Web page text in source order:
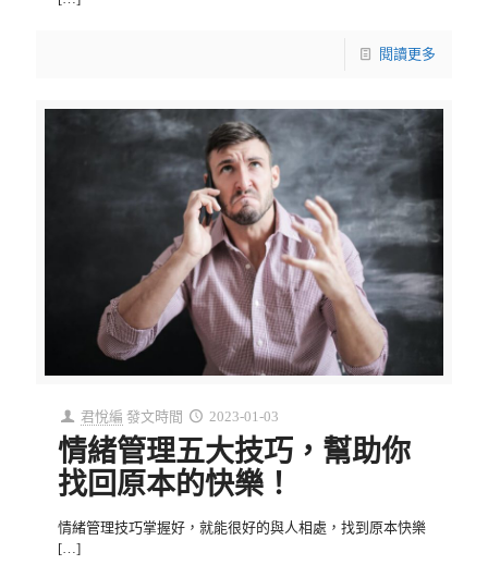
閱讀更多
君悅編 發文時間 2023-01-03
情緒管理五大技巧，幫助你
找回原本的快樂！
情緒管理技巧掌握好，就能很好的與人相處，找到原本快樂
[…]